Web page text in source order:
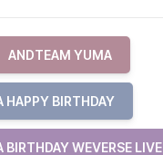
ANDTEAM YUMA
HAPPY BIRTHDAY
WEVERSE LIVE